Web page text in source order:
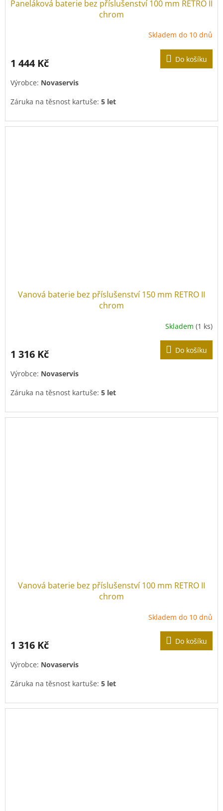
Paneláková baterie bez příslušenství 100 mm RETRO II
chrom
Skladem do 10 dnů
1 444 Kč Do košíku
Výrobce: Novaservis
Záruka na těsnost kartuše: 5 let
Vanová baterie bez příslušenství 150 mm RETRO II
chrom
Skladem (1 ks)
1 316 Kč Do košíku
Výrobce: Novaservis
Záruka na těsnost kartuše: 5 let
Vanová baterie bez příslušenství 100 mm RETRO II
chrom
Skladem do 10 dnů
1 316 Kč Do košíku
Výrobce: Novaservis
Záruka na těsnost kartuše: 5 let